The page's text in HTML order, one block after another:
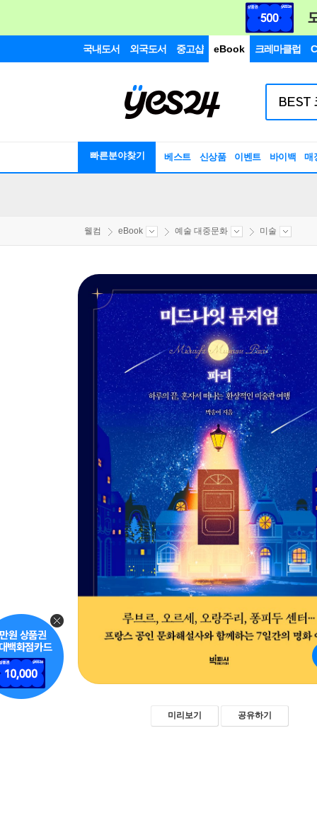
국내도서 외국도서 중고샵 eBook 크레마클럽
빠른분야찾기 베스트 신상품 이벤트 바이백 매
웰컴 eBook 예술 대중문화 미술
미리보기 공유하기